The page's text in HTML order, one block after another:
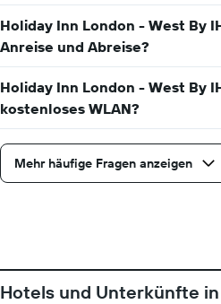
Holiday Inn London - West By
Anreise und Abreise?
Holiday Inn London - West By
kostenloses WLAN?
Mehr häufige Fragen anzeigen
Hotels und Unterkünfte